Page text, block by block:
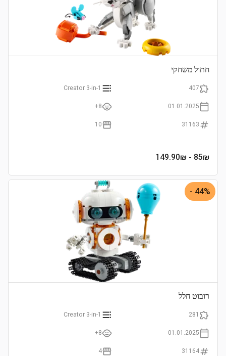
חתול משחקי
407
Creator 3-in-1
01.01.2025
8+
31163
10
85₪
- 149.90₪
44% -
רובוט חלל
281
Creator 3-in-1
01.01.2025
8+
31164
4